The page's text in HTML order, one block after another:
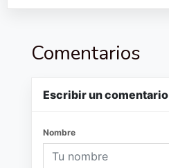
Comentarios
Escribir un comentario
Nombre